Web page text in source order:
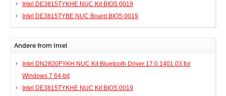
Intel DE3815TYKHE NUC Kit BIOS 0019
Intel DE3815TYBE NUC Board BIOS 0019
Andere from Intel
Intel DN2820FYKH NUC Kit Bluetooth Driver 17.0.1401.03 for
Windows 7 64-bit
Intel DE3815TYKHE NUC Kit BIOS 0019